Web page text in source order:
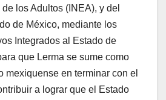
los Adultos (INEA), y del
de México, mediante los
Integrados al Estado de
que Lerma se sume como
mexiquense en terminar con el
a lograr que el Estado